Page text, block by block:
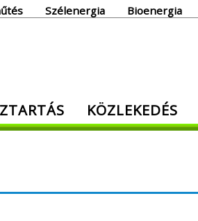
Szélenergia Bioenergia
KÖZLEKEDÉS